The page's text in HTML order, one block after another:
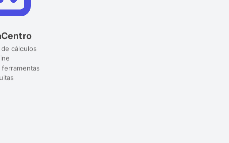
cálculos